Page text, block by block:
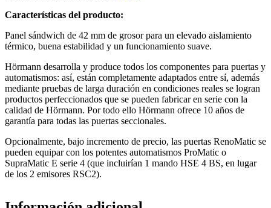
Características del producto:
Panel sándwich de 42 mm de grosor para un elevado aislamiento
térmico, buena estabilidad y un funcionamiento suave.
Hörmann desarrolla y produce todos los componentes para puertas y
automatismos: así, están completamente adaptados entre sí, además
mediante pruebas de larga duración en condiciones reales se logran
productos perfeccionados que se pueden fabricar en serie con la
calidad de Hörmann. Por todo ello Hörmann ofrece 10 años de
garantía para todas las puertas seccionales.
Opcionalmente, bajo incremento de precio, las puertas RenoMatic se
pueden equipar con los potentes automatismos ProMatic o
SupraMatic E serie 4 (que incluirían 1 mando HSE 4 BS, en lugar
de los 2 emisores RSC2).